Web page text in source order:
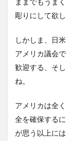
彫りにして欲し
しかしま、日
アメリカ議会
歓迎する、そ
ね。
アメリカは全
全を確保する
が思う以上に